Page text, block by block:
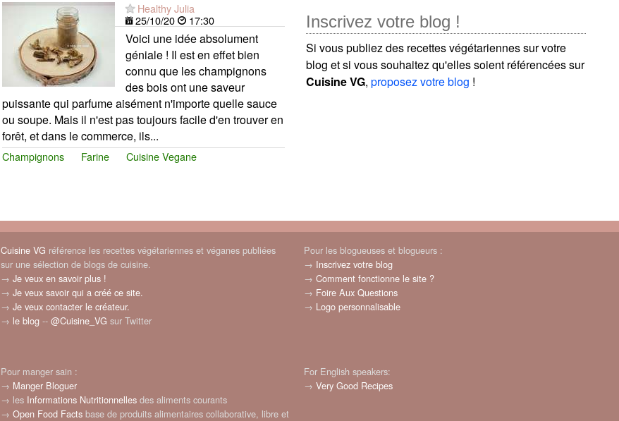
Healthy Julia
25/10/20
17:30
Voici une idée absolument
géniale ! Il est en effet bien
connu que les champignons
des bois ont une saveur
puissante qui parfume aisément n'importe quelle sauce
ou soupe. Mais il n'est pas toujours facile d'en trouver en
forêt, et dans le commerce, ils...
Champignons Farine Cuisine Vegane
Inscrivez votre blog !
Si vous publiez des recettes végétariennes sur votre
blog et si vous souhaitez qu'elles soient référencées sur
Cuisine VG,proposez votre blog !
Cuisine VG référence les recettes végétariennes et véganes publiées
sur une sélection de blogs de cuisine.
→Je veux en savoir plus !
→Je veux savoir qui a créé ce site.
→Je veux contacter le créateur.
→ le blog --@Cuisine_VG sur Twitter
Pour les blogueuses et blogueurs :
→ Inscrivez votre blog
→ Comment fonctionne le site ?
→ Foire Aux Questions
→ Logo personnalisable
Pour manger sain :
→ Manger Bloguer
→ les Informations Nutritionnelles des aliments courants
→Open Food Facts base de produits alimentaires collaborative, libre et
For English speakers:
→ Very Good Recipes